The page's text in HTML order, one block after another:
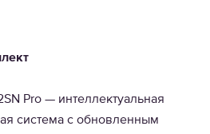
Pro — интеллектуальная
система с обновленным